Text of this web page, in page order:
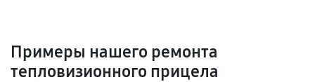
Примеры нашего ремонта
тепловизионного прицела